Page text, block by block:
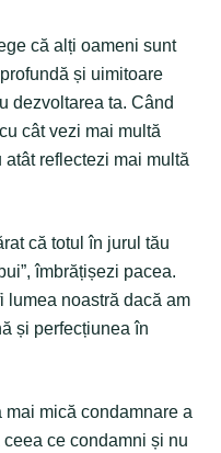
că alți oameni sunt
și uimitoare
dezvoltarea ta. Când
cât vezi mai multă
reflectezi mai multă
că totul în jurul tău
îmbrățișezi pacea.
lumea noastră dacă am
și perfecțiunea în
mică condamnare a
ce condamni și nu